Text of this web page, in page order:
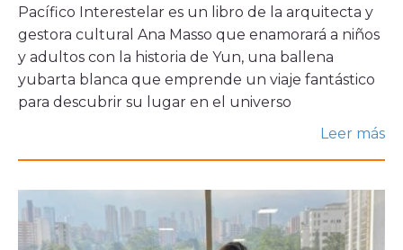
Pacífico Interestelar es un libro de la arquitecta y
gestora cultural Ana Masso que enamorará a niños
y adultos con la historia de Yun, una ballena
yubarta blanca que emprende un viaje fantástico
para descubrir su lugar en el universo
Leer más